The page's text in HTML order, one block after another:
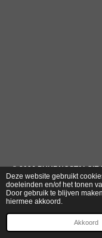
Deze website gebruikt
doeleinden en/of het tonen
Door gebruik te blijven
hiermee akkoord.
Akkoord
© 2026